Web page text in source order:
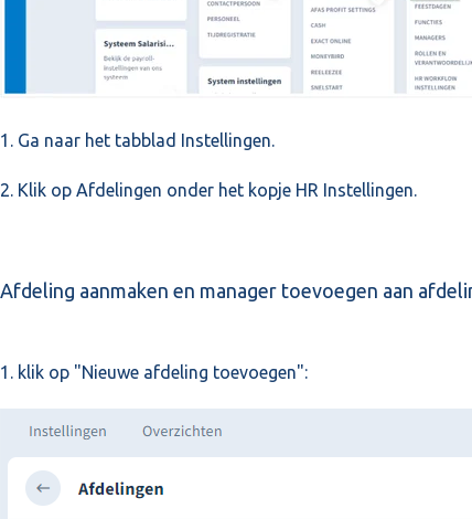
1. Ga naar het tabblad Instellingen.
2. Klik op Afdelingen onder het kopje HR Instellingen.
Afdeling aanmaken en manager toevoegen aan
1. klik op "Nieuwe afdeling toevoegen":